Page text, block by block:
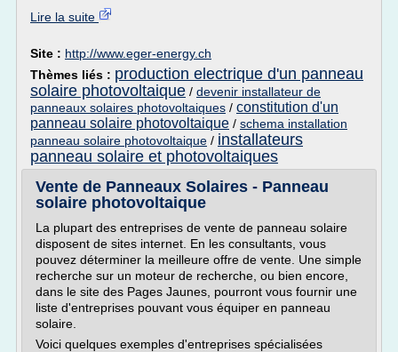
Lire la suite
Site : http://www.eger-energy.ch
Thèmes liés : production electrique d'un panneau
solaire photovoltaique / devenir installateur de
panneaux solaires photovoltaiques / constitution d'un
panneau solaire photovoltaique / schema installation
panneau solaire photovoltaique / installateurs
panneau solaire et photovoltaiques
Vente de Panneaux Solaires - Panneau
solaire photovoltaique
La plupart des entreprises de vente de panneau solaire
disposent de sites internet. En les consultants, vous
pouvez déterminer la meilleure offre de vente. Une simple
recherche sur un moteur de recherche, ou bien encore,
dans le site des Pages Jaunes, pourront vous fournir une
liste d'entreprises pouvant vous équiper en panneau
solaire.
Voici quelques exemples d'entreprises spécialisées